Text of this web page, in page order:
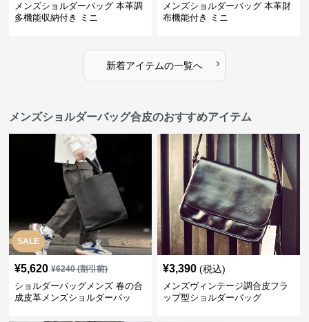
メンズショルダーバッグ 本革調
多機能収納付き ミニ
メンズショルダーバッグ 本革財
布機能付き ミニ
新着アイテムの一覧へ ›
メンズショルダーバッグ合皮のおすすめアイテム
SALE
¥5,620 ¥6240(割引前)
ショルダーバッグメンズ 春の合
成皮革メンズショルダーバッ
¥3,390 (税込)
メンズヴィンテージ調合皮フラ
ップ型ショルダーバッグ